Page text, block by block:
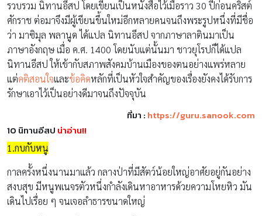
รวบรวม นิทานอีสป โดยเขียนเป็นหนังสือไว้เมื่อราว 30 ปีก่อนคริสต์
ศักราช ต่อมาจึงมีผู้เขียนขึ้นใหม่อีกหลายคนจนถึงพระรูปหนึ่งที่มีชื่อ
ว่า มาซิมุล พลานูด ได้แปล นิทานอีสป จากภาษาลาตินมาเป็น
ภาษาอังกฤษ เมื่อ ค.ศ. 1400 โดยนับแต่นั้นมา ชาวยุโรปก็ได้แปล
นิทานอีสป ให้เข้ากับสภาพสังคมบ้านเมืองของตนอย่างแพร่หลาย
แต่คติสอนใจและข้อคิดหลักที่เป็นหัวใจสำคัญของเรื่องยังคงได้รับการ
รักษาเอาไว้เป็นอย่างดีมาจนถึงปัจจุบัน
ที่มา : https://guru.sanook.com
10 นิทานอีสป น่าอ่าน!!
1.กบกับหนู
กาลครั้งหนึ่งนานมาแล้ว กลางป่าที่มีสัตว์น้อยใหญ่อาศัยอยู่กันอย่าง
สงบสุข มีหนูพเนจรตัวหนึ่งกำลังเดินหาอาหารด้วยความโหยหิว มัน
เดินไปเรื่อย ๆ จนเจอลำธารขนาดใหญ่